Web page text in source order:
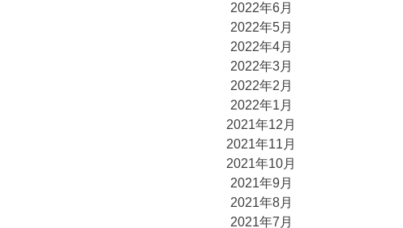
2022年6月
2022年5月
2022年4月
2022年3月
2022年2月
2022年1月
2021年12月
2021年11月
2021年10月
2021年9月
2021年8月
2021年7月